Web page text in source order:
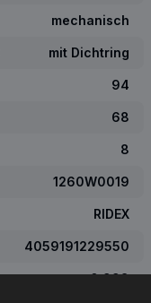
mechanisch
mit Dichtring
94
68
8
1260W0019
RIDEX
4059191229550
0.998